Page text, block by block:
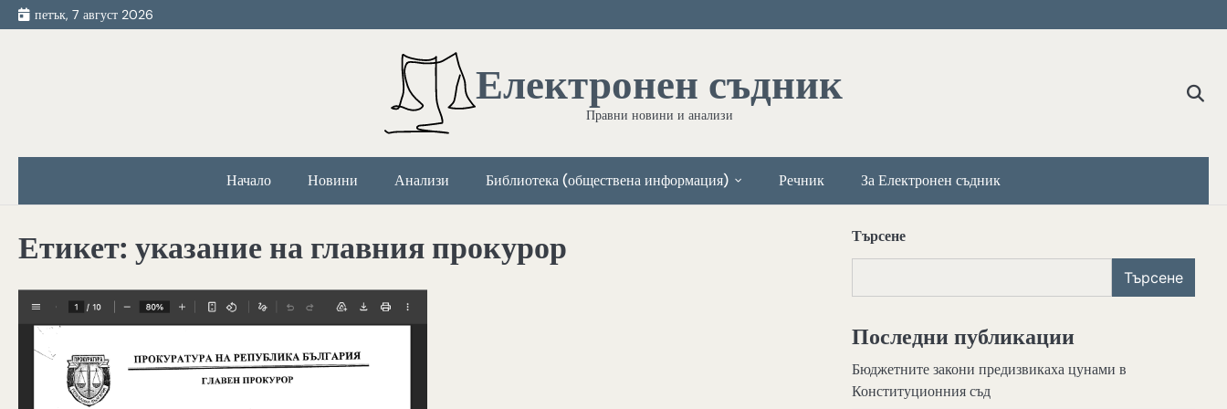
Skip
to
петък, 7 август 2026
Електронен съдник
Правни новини и анализи
Начало Новини Анализи Библиотека (обществена информация) Речник За Електронен съдник
Етикет: указание на главния прокурор Търсене
Търсене
Последни публикации
Бюджетните закони предизвикаха цунами в
Конституционния съд